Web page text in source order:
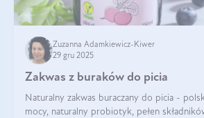
Zuzanna Adamkiewicz-Kiwer
29 gru 2025
Zakwas z buraków do picia
Naturalny zakwas buraczany do picia -
mocy, naturalny probiotyk, pełen